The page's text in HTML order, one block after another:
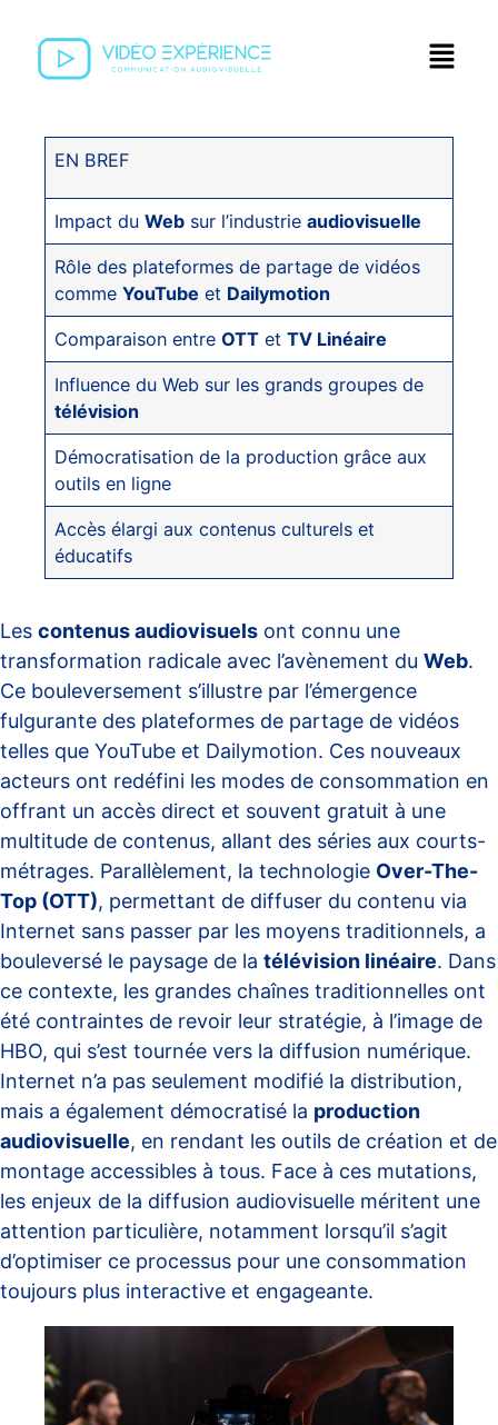
EN BREF
Impact duWeb sur l’industrieaudiovisuelle
Rôle des plateformes de partage de vidéos
commeYouTube et Dailymotion
Comparaison entreOTT etTV Linéaire
Influence du Web sur les grands groupes de
télévision
Démocratisation de la production grâce aux
outils en ligne
Accès élargi aux contenus culturels et
éducatifs
Les contenus audiovisuels ont connu une
transformation radicale avec l’avènement du Web.
Ce bouleversement s’illustre par l’émergence
fulgurante des plateformes de partage de vidéos
telles que YouTube et Dailymotion. Ces nouveaux
acteurs ont redéfini les modes de consommation en
offrant un accès direct et souvent gratuit à une
multitude de contenus, allant des séries aux courts-
métrages. Parallèlement, la technologie Over-The-
Top (OTT), permettant de diffuser du contenu via
Internet sans passer par les moyens traditionnels, a
bouleversé le paysage de la télévision linéaire. Dans
ce contexte, les grandes chaînes traditionnelles ont
été contraintes de revoir leur stratégie, à l’image de
HBO, qui s’est tournée vers la diffusion numérique.
Internet n’a pas seulement modifié la distribution,
mais a également démocratisé la production
audiovisuelle, en rendant les outils de création et de
montage accessibles à tous. Face à ces mutations,
les enjeux de la diffusion audiovisuelle méritent une
attention particulière, notamment lorsqu’il s’agit
d’optimiser ce processus pour une consommation
toujours plus interactive et engageante.